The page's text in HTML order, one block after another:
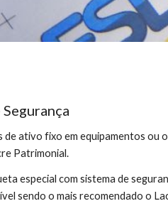
de ativo fixo em equipamentos ou
Patrimonial.
especial com sistema de
sendo o mais recomendado o